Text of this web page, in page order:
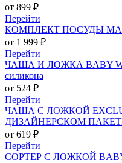
от 899 ₽
Перейти
КОМПЛЕКТ ПОСУДЫ
от 1 999 ₽
Перейти
ЧАША И ЛОЖКА BABY
силикона
от 524 ₽
Перейти
ЧАША С ЛОЖКОЙ
ДИЗАЙНЕРСКОМ
от 619 ₽
Перейти
СОРТЕР С ЛОЖКОЙ BABY